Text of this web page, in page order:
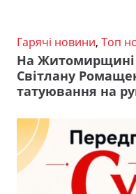
Гарячі новини, Топ
На Житомирщині
Світлану
татуювання на